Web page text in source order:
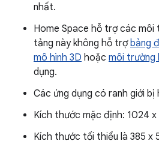
nhất.
Home Space hỗ trợ các môi
tảng này không hỗ trợ bảng
mô hình 3D hoặc môi trường
dụng.
Các ứng dụng có ranh giới bị
Kích thước mặc định: 1024
Kích thước tối thiểu là 385 x